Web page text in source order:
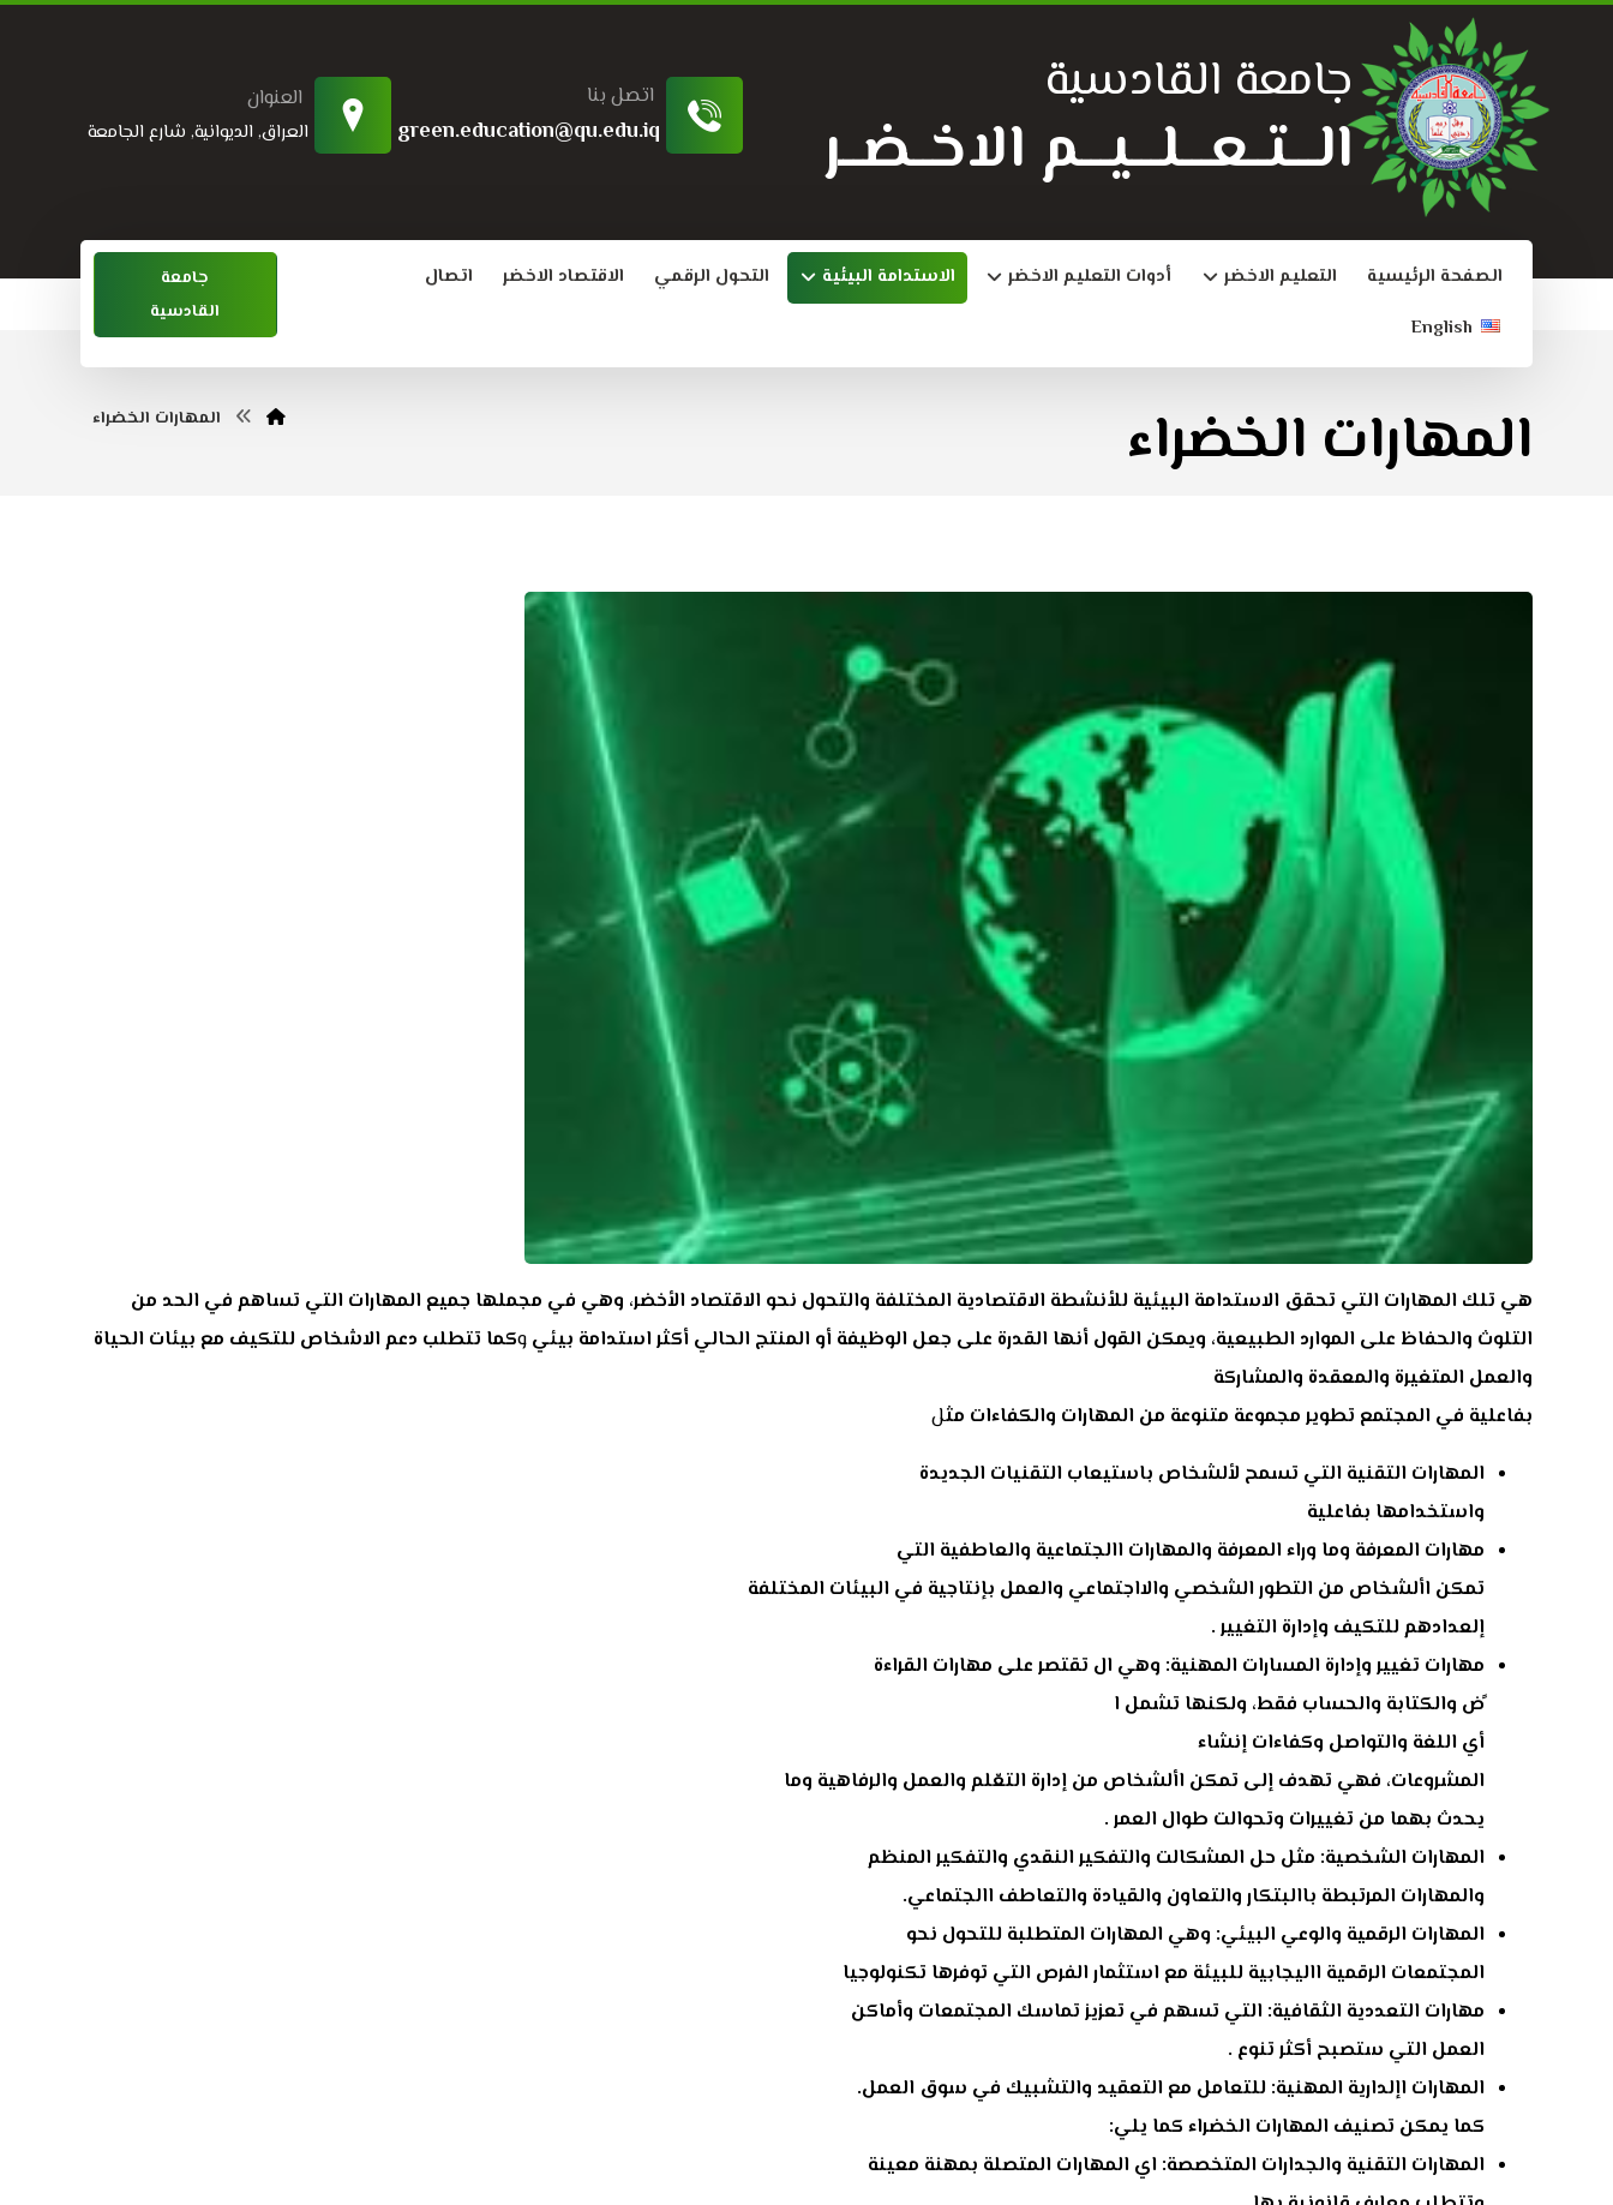
جامعة القادسية
الـــتــعـــلـــيـــم الاخــضــر
العنوان
العراق, الديوانية, شارع الجامعة
اتصل بنا
green.education@qu.edu.iq
الصفحة الرئيسية التعليم الاخضر أدوات التعليم الاخضر الاستدامة البيئية التحول الرقمي الاقتصاد الاخضر
اتصال
English
جامعة
القادسية
المهارات الخضراء المهارات الخضراء
هي تلك المهارات التي تحقق الاستدامة البيئية للأنشطة الاقتصادية المختلفة والتحول نحو الاقتصاد الأخضر، وهي في مجملها جميع المهارات التي تساهم في الحد من
التلوث والحفاظ على الموارد الطبيعية، ويمكن القول أنها القدرة على جعل الوظيفة أو المنتج الحالي أكثر استدامة بيئي وكما تتطلب دعم الاشخاص للتكيف مع بيئات الحياة
والعمل المتغيرة والمعقدة والمشاركة
بفاعلية في المجتمع تطوير مجموعة متنوعة من المهارات والكفاءات مثل
المهارات التقنية التي تسمح لألشخاص باستيعاب التقنيات الجديدة
واستخدامها بفاعلية
مهارات المعرفة وما وراء المعرفة والمهارات االجتماعية والعاطفية التي
تمكن األشخاص من التطور الشخصي والااجتماعي والعمل بإنتاجية في البيئات المختلفة
إلعدادهم للتكيف وإدارة التغيير .
مهارات تغيير وإدارة المسارات المهنية: وهي ال تقتصر على مهارات القراءة
ًض والكتابة والحساب فقط، ولكنها تشمل ا
أي اللغة والتواصل وكفاءات إنشاء
المشروعات، فهي تهدف إلى تمكن األشخاص من إدارة التعّلم والعمل والرفاهية وما
يحدث بهما من تغييرات وتحوالت طوال العمر .
المهارات الشخصية: مثل حل المشكالت والتفكير النقدي والتفكير المنظم
والمهارات المرتبطة باالبتكار والتعاون والقيادة والتعاطف االجتماعي.
المهارات الرقمية والوعي البيئي: وهي المهارات المتطلبة للتحول نحو
المجتمعات الرقمية االيجابية للبيئة مع استثمار الفرص التي توفرها تكنولوجيا
مهارات التعددية الثقافية: التي تسهم في تعزيز تماسك المجتمعات وأماكن
العمل التي ستصبح أكثر تنوع .
المهارات اإلدارية المهنية: للتعامل مع التعقيد والتشبيك في سوق العمل.
كما يمكن تصنيف المهارات الخضراء كما يلي:
المهارات التقنية والجدارات المتخصصة: اي المهارات المتصلة بمهنة معينة